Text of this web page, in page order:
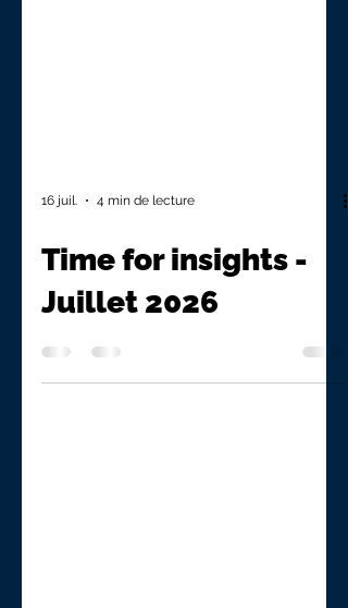
16 juil. 4 min de lecture
Time for insights -
Juillet 2026